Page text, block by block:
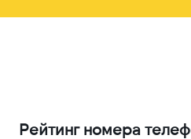
Рейтинг номера